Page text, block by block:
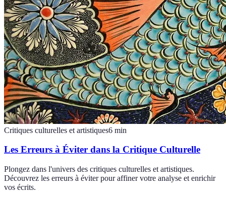
Critiques culturelles et artistiques6 min
Les Erreurs à Éviter dans la Critique Culturelle
Plongez dans l'univers des critiques culturelles et artistiques.
Découvrez les erreurs à éviter pour affiner votre analyse et enrichir
vos écrits.